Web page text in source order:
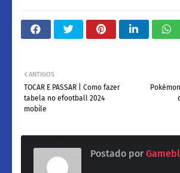
ANTIGOS
TOCAR E PASSAR | Como fazer
tabela no efootball 2024
mobile
Postado por